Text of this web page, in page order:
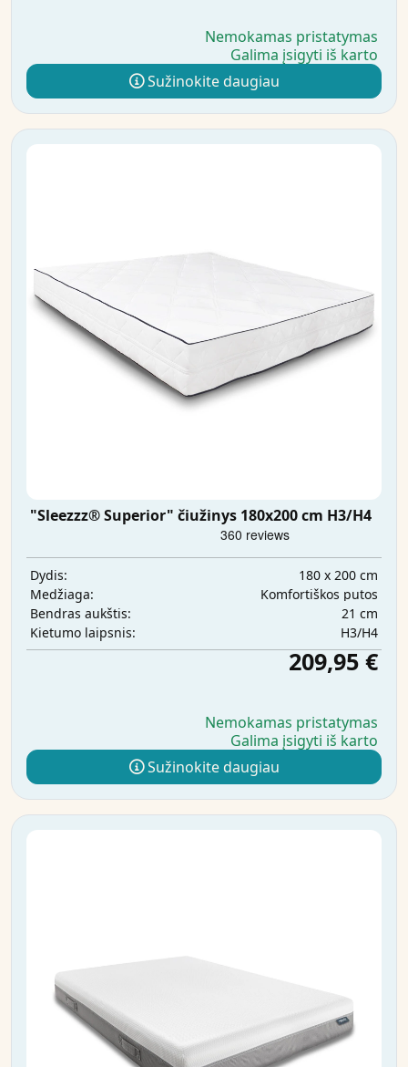
Nemokamas pristatymas
Galima įsigyti iš karto
Sužinokite daugiau
"Sleezzz® Superior" čiužinys 180x200 cm H3/H4
Dydis:
180 x 200 cm
Medžiaga:
Komfortiškos putos
Bendras aukštis:
21 cm
Kietumo laipsnis:
H3/H4
209,95 €
Nemokamas pristatymas
Galima įsigyti iš karto
Sužinokite daugiau